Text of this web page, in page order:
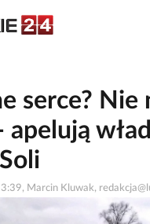
serce? Nie
apelują
Marcin Kluwak,